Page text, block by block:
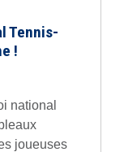
Tennis-
!
national
joueuses